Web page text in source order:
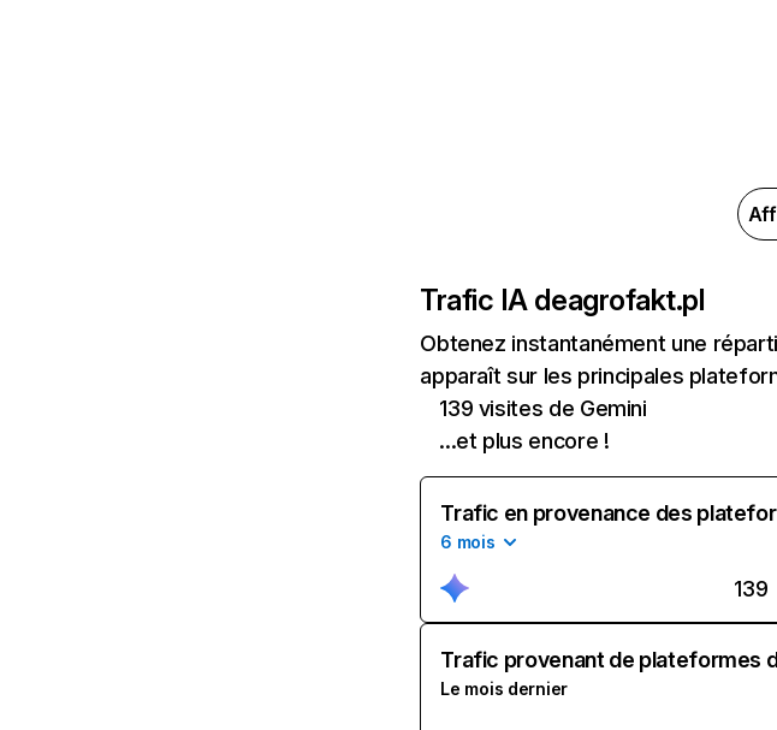
Trafic IA deagrofakt.pl
Obtenez instantanément une
apparaît sur les principales
139 visites de Gemini
...et plus encore !
Trafic en provenance des
6 mois
139
Trafic provenant de plateformes
Le mois dernier